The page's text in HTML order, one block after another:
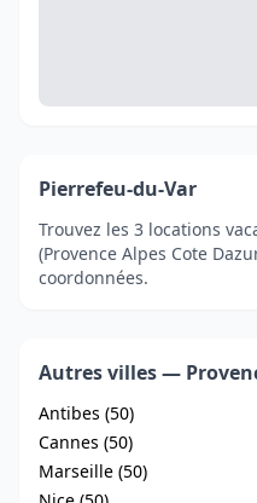
Pierrefeu-du-Var
Trouvez les 3 locations
(Provence Alpes Cote
coordonnées.
Autres villes —
Antibes (50)
Cannes (50)
Marseille (50)